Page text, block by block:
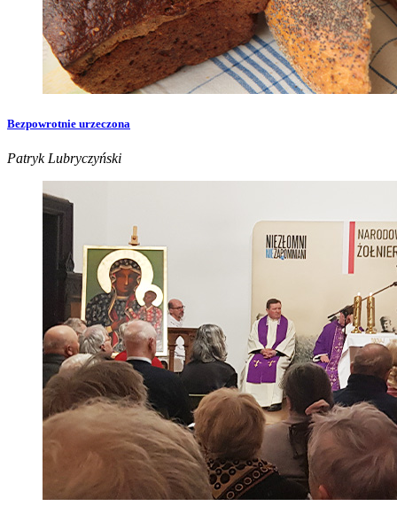
Bezpowrotnie urzeczona
Patryk Lubryczyński